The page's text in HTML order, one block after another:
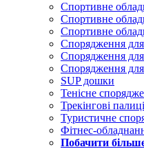
Спортивне
Спортивне
Спортивне
Спорядження
Спорядження
Спорядження для
SUP дошки
Тенісне
Трекінгові палиці
Туристичне
Фітнес-
Побачити